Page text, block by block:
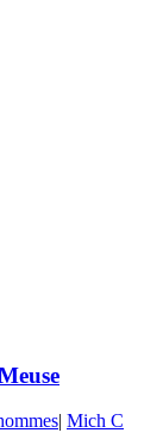
| Mich C